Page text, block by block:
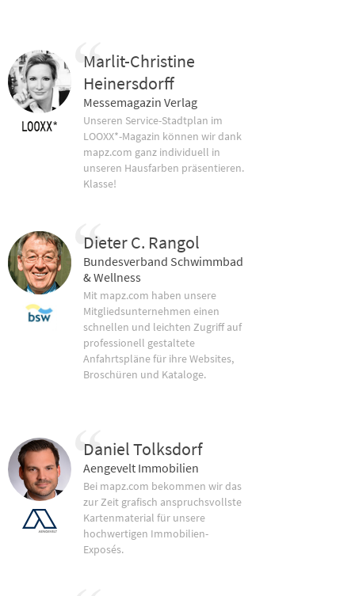
Marlit-Christine
Heinersdorff
Messemagazin Verlag
Unseren Service-Stadtplan im
LOOXX*-Magazin können wir dank
mapz.com ganz individuell in
unseren Hausfarben präsentieren.
Klasse!
Dieter C. Rangol
Bundesverband Schwimmbad
& Wellness
Mit mapz.com haben unsere
Mitgliedsunternehmen einen
schnellen und leichten Zugriff auf
professionell gestaltete
Anfahrtspläne für ihre Websites,
Broschüren und Kataloge.
Daniel Tolksdorf
Aengevelt Immobilien
Bei mapz.com bekommen wir das
zur Zeit grafisch anspruchsvollste
Kartenmaterial für unsere
hochwertigen Immobilien-
Exposés.